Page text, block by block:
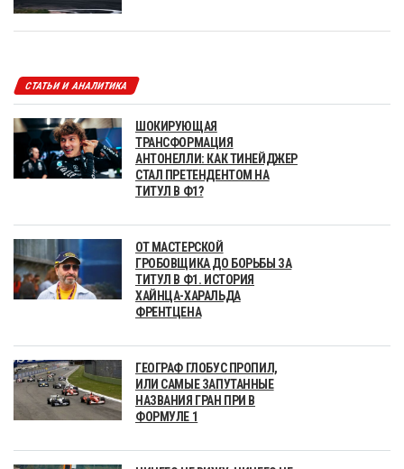
СТАТЬИ И АНАЛИТИКА
ШОКИРУЮЩАЯ
ТРАНСФОРМАЦИЯ
АНТОНЕЛЛИ: КАК ТИНЕЙДЖЕР
СТАЛ ПРЕТЕНДЕНТОМ НА
ТИТУЛ В Ф1?
ОТ МАСТЕРСКОЙ
ГРОБОВЩИКА ДО БОРЬБЫ ЗА
ТИТУЛ В Ф1. ИСТОРИЯ
ХАЙНЦА-ХАРАЛЬДА
ФРЕНТЦЕНА
ГЕОГРАФ ГЛОБУС ПРОПИЛ,
ИЛИ САМЫЕ ЗАПУТАННЫЕ
НАЗВАНИЯ ГРАН ПРИ В
ФОРМУЛЕ 1